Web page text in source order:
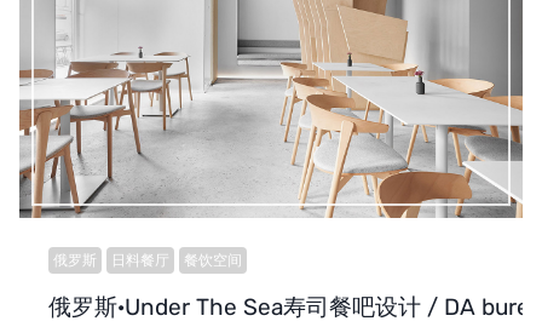
俄罗斯 日料餐厅 餐饮空间
俄罗斯·Under The Sea寿司餐吧设计 / DA